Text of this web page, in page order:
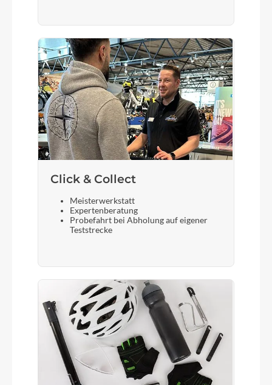
Click & Collect
Meisterwerkstatt
Expertenberatung
Probefahrt bei Abholung auf eigener
Teststrecke